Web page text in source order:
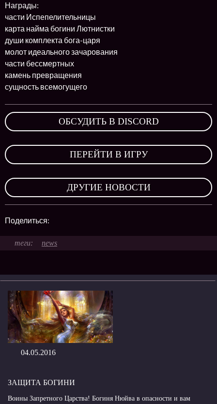
Награды:
части Испепелительницы
карта найма богини Лютнистки
души комплекта бога-царя
молот идеального зачарования
части бессмертных
камень превращения
сущность всемогущего
ОБСУДИТЬ В DISCORD
ПЕРЕЙТИ В ИГРУ
ДРУГИЕ НОВОСТИ
Поделиться:
news
04.05.2016
ЗАЩИТА БОГИНИ
Воины Запретного Царства! Богиня Нюйва в опасности и вам